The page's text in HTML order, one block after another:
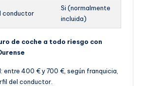
conductor
Si (normalmente
incluida)
de coche a todo riesgo con
entre 400 € y 700 €, según franquicia,
del conductor.